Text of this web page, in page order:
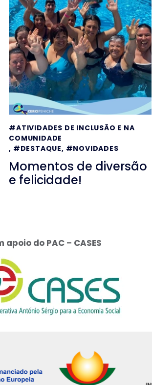
#ATIVIDADES DE INCLUSÃO E NA
COMUNIDADE
, #DESTAQUE, #NOVIDADES
Momentos de diversão
e felicidade!
apoio do PAC – CASES